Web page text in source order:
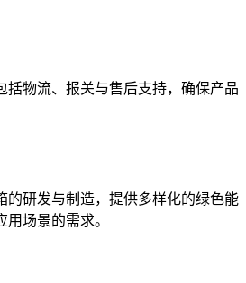
括物流、报关与售后支持，确保产品
的研发与制造，提供多样化的绿色能
场景的需求。